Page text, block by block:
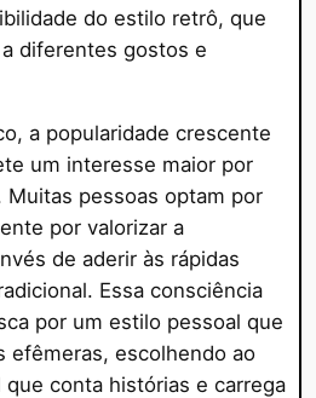
do estilo retrô, que
diferentes gostos e
a popularidade crescente
um interesse maior por
Muitas pessoas optam por
por valorizar a
de aderir às rápidas
Essa consciência
por um estilo pessoal que
efêmeras, escolhendo ao
conta histórias e carrega